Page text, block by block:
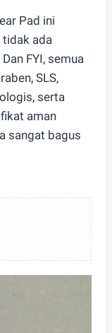
Pad ini
tidak ada
FYI, semua
SLS,
serta
aman
sangat bagus